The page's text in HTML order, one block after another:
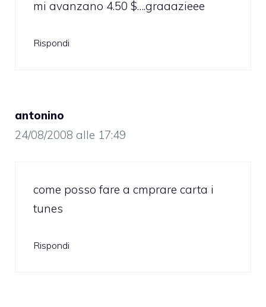
mi avanzano 4.50 $….graaazieee
Rispondi
antonino
24/08/2008 alle 17:49
come posso fare a cmprare carta i
tunes
Rispondi